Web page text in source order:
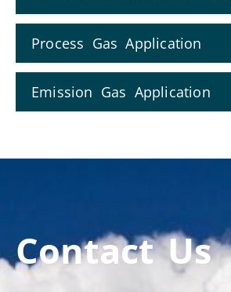
Process Gas Application
Emission Gas Application
Contact Us